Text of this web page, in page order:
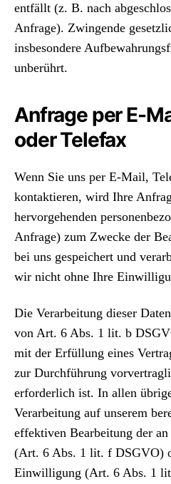
entfällt (z. B. nach
Anfrage). Zwingende
insbesondere
unberührt.
Anfrage per E-
oder Telefax
Wenn Sie uns per E-Mail,
kontaktieren, wird Ihre
hervorgehenden
Anfrage) zum Zwecke der
bei uns gespeichert und
wir nicht ohne Ihre
Die Verarbeitung dieser
von Art. 6 Abs. 1 lit. b
mit der Erfüllung eines
zur Durchführung
erforderlich ist. In allen
Verarbeitung auf unserem
effektiven Bearbeitung der
(Art. 6 Abs. 1 lit. f DSGVO)
Einwilligung (Art. 6 Abs. 1